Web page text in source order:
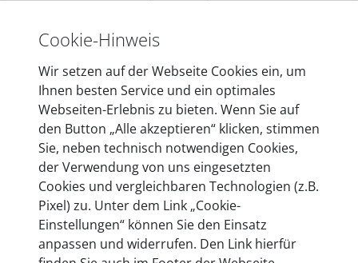
Mehr als 10 Jahre Erfahrung
In den Kfz-Diagnosegeräten von autoaid stecken
mehr als 10 Jahre Erfahrung, und auch in Zukunft
entwickeln wir unsere Produkte am Standort in
Berlin laufend weiter. Auf diese Qualität vertrauen
heute mehr als 60.000 Privatkunden und
Unternehmen.
Cookie-Hinweis
Wir setzen auf der Webseite Cookies ein, um
Ihnen besten Service und ein optimales
Webseiten-Erlebnis zu bieten. Wenn Sie auf
den Button „Alle akzeptieren“ klicken, stimmen
Sie, neben technisch notwendigen Cookies,
der Verwendung von uns eingesetzten
Cookies und vergleichbaren Technologien (z.B.
Pixel) zu. Unter dem Link „Cookie-
Einstellungen“ können Sie den Einsatz
anpassen und widerrufen. Den Link hierfür